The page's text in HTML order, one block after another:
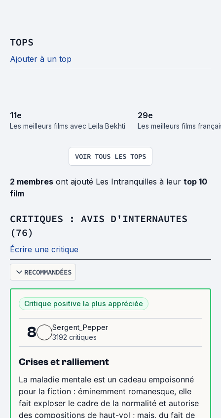
TOPS
Ajouter à un top
11e
Les meilleurs films avec Leila Bekhti
29e
Les meilleurs films
VOIR TOUS LES TOPS
2 membres ont ajouté Les Intranquilles à leur top 10
film
CRITIQUES : AVIS D'INTERNAUTES
(76)
Écrire une critique
RECOMMANDÉES
Critique positive la plus appréciée
8
Sergent_Pepper
3192 critiques
Crises et ralliement
La maladie mentale est un cadeau empoisonné
pour la fiction : éminemment romanesque, elle
fait exploser le cadre de la normalité et autorise
des compositions de haut-vol ; mais, du fait de